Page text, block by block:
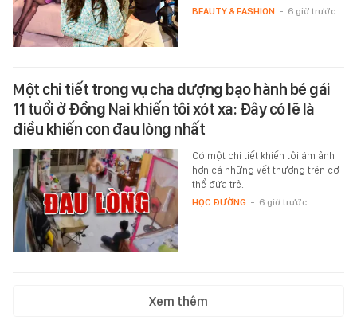
BEAUTY & FASHION - 6 giờ trước
Một chi tiết trong vụ cha dượng bạo hành bé gái
11 tuổi ở Đồng Nai khiến tôi xót xa: Đây có lẽ là
điều khiến con đau lòng nhất
Có một chi tiết khiến tôi ám ảnh
hơn cả những vết thương trên cơ
thể đứa trẻ.
HỌC ĐƯỜNG - 6 giờ trước
Xem thêm